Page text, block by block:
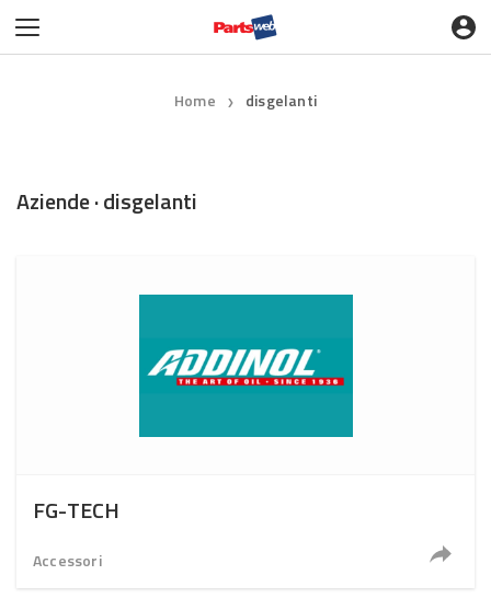
Home ❯ disgelanti
Aziende · disgelanti
FG-TECH
Accessori